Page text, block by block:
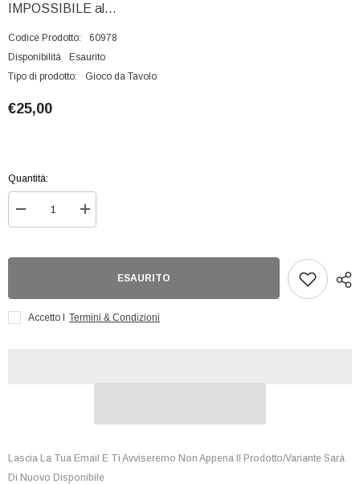
IMPOSSIBILE al...
Codice Prodotto:
60978
Disponibilità
Esaurito
Tipo di prodotto:
Gioco da Tavolo
€25,00
Quantità:
Diminuisci
quantità
Crisis
Exp
Set
Aumenta
quantità
Building
Crisis
Exp
Set
ESAURITO
Accetto I Termini & Condizioni
Lascia La Tua Email E Ti Avviseremo Non Appena Il Prodotto/variante Sarà
Di Nuovo Disponibile